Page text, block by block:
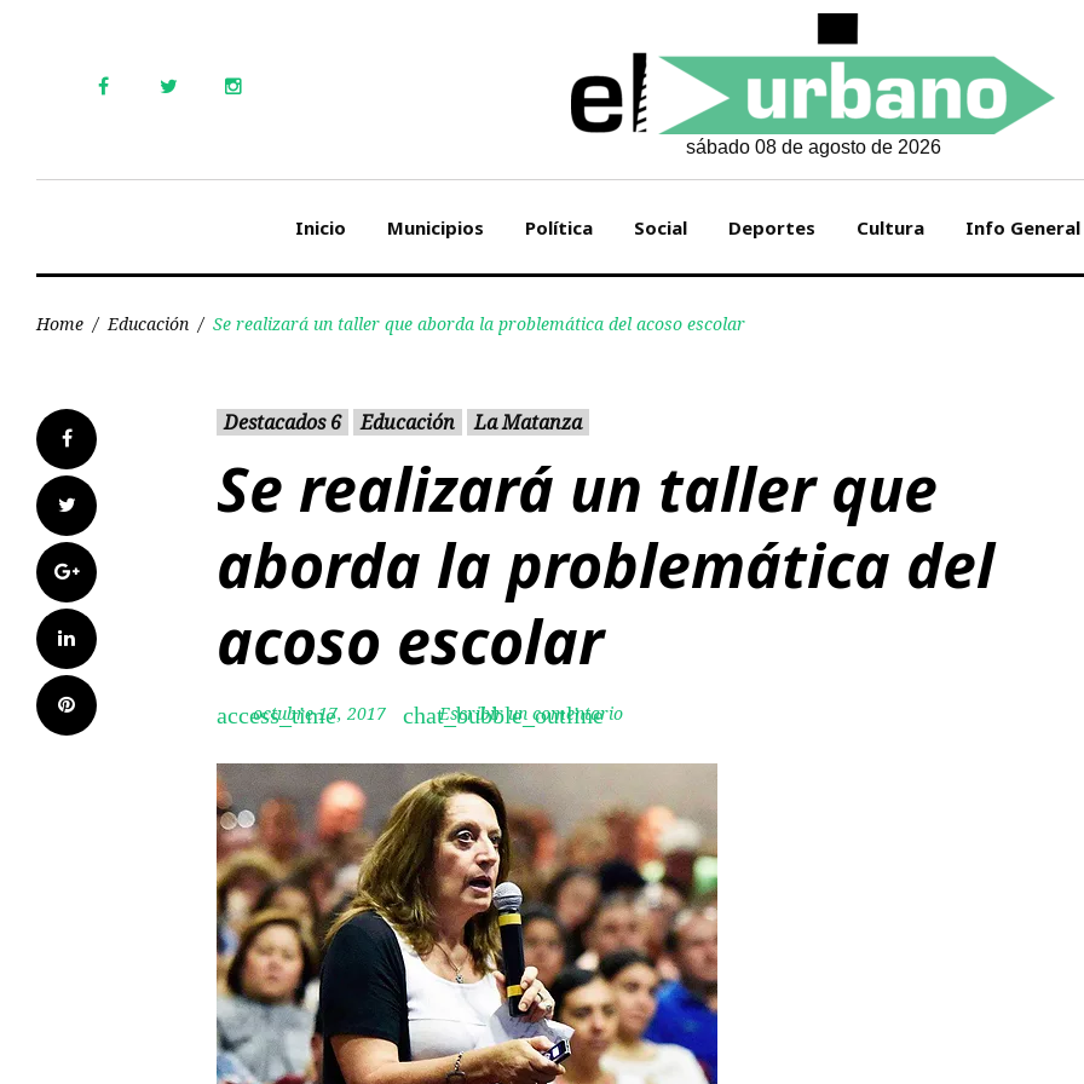
sábado 08 de agosto de 2026
Inicio Municipios Política Social Deportes Cultura Info General
Home / Educación / Se realizará un taller que aborda la problemática del acoso escolar
Facebook
Twitter
Google+
LinkedIn
Pinterest
Destacados 6 Educación La Matanza
Se realizará un taller que
aborda la problemática del
acoso escolar
access_time
octubre 17, 2017 chat_bubble_outline
Escribir un comentario